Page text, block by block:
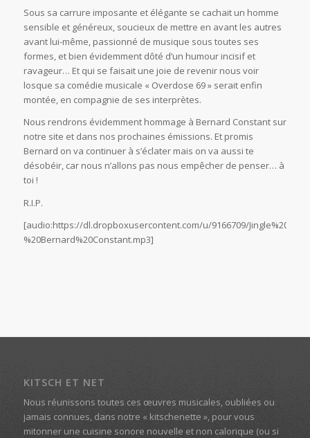
Sous sa carrure imposante et élégante se cachait un homme
sensible et généreux, soucieux de mettre en avant les autres
avant lui-même, passionné de musique sous toutes ses
formes, et bien évidemment dôté d’un humour incisif et
ravageur… Et qui se faisait une joie de revenir nous voir
losque sa comédie musicale « Overdose 69 » serait enfin
montée, en compagnie de ses interprètes.
Nous rendrons évidemment hommage à Bernard Constant sur
notre site et dans nos prochaines émissions. Et promis
Bernard on va continuer à s’éclater mais on va aussi te
désobéir, car nous n’allons pas nous empêcher de penser… à
toi !
R.I.P.
[audio:https://dl.dropboxusercontent.com/u/9166709/Jingle%20-
%20Bernard%20Constant.mp3]
KITSCH ET NET
Nous réunissons toutes ces œuvres musicales, oubliées ou
jamais connues, dans notre « kitschenette », pour vous
mitonner une cuisine sonore nouvelle et non calorique (ou si